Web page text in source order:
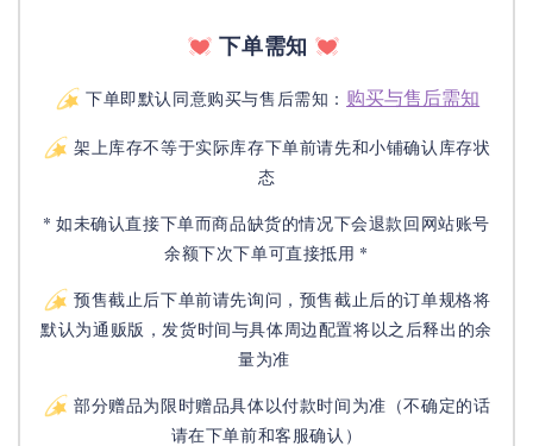
下单需知
下单即默认同意购买与售后需知： 购买与售后需知
架上库存不等于实际库存下单前请先和小铺确认库存状
态
* 如未确认直接下单而商品缺货的情况下会退款回网站账号
余额下次下单可直接抵用 *
预售截止后下单前请先询问，预售截止后的订单规格将
默认为通贩版，发货时间与具体周边配置将以之后释出的余
量为准
部分赠品为限时赠品具体以付款时间为准（不确定的话
请在下单前和客服确认）